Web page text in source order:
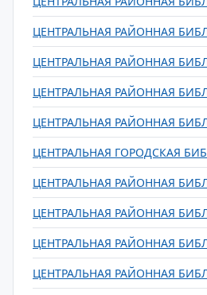
ЦЕНТРАЛЬНАЯ РАЙОННАЯ
ЦЕНТРАЛЬНАЯ РАЙОННАЯ
ЦЕНТРАЛЬНАЯ РАЙОННАЯ
ЦЕНТРАЛЬНАЯ РАЙОННАЯ
ЦЕНТРАЛЬНАЯ ГОРОДСКАЯ
ЦЕНТРАЛЬНАЯ РАЙОННАЯ
ЦЕНТРАЛЬНАЯ РАЙОННАЯ
ЦЕНТРАЛЬНАЯ РАЙОННАЯ
ЦЕНТРАЛЬНАЯ РАЙОННАЯ